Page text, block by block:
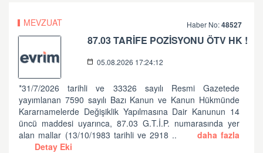
MEVZUAT Haber No:48527
87.03 TARİFE POZİSYONU ÖTV HK !
05.08.2026 17:24:12
*31/7/2026 tarihli ve 33326 sayılı Resmi Gazetede
yayımlanan 7590 sayılı Bazı Kanun ve Kanun Hükmünde
Kararnamelerde Değişiklik Yapılmasına Dair Kanunun 14
üncü maddesi uyarınca, 87.03 G.T.İ.P. numarasında yer
alan mallar (13/10/1983 tarihli ve 2918 ..
daha fazla
Detay Eki